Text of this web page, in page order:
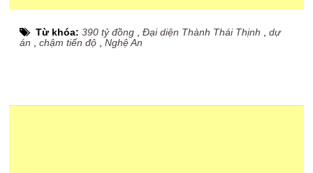
Từ khóa:390 tỷ đồng ,Đại diện Thành Thái Thịnh ,dự
án ,chậm tiến độ ,Nghệ An